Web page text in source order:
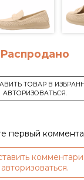
Распродано
ТОВАР В
АВТОРИЗОВАТЬСЯ.
первый
авторизоваться.